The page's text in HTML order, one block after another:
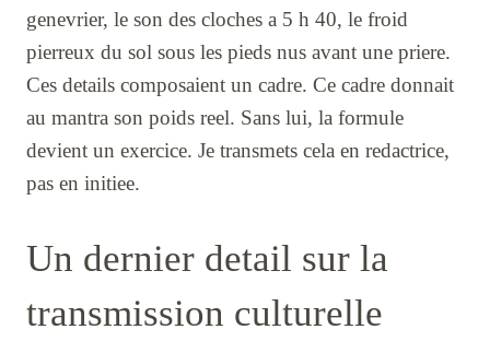
genevrier, le son des cloches a 5 h 40, le froid
pierreux du sol sous les pieds nus avant une priere.
Ces details composaient un cadre. Ce cadre donnait
au mantra son poids reel. Sans lui, la formule
devient un exercice. Je transmets cela en redactrice,
pas en initiee.
Un dernier detail sur la
transmission culturelle